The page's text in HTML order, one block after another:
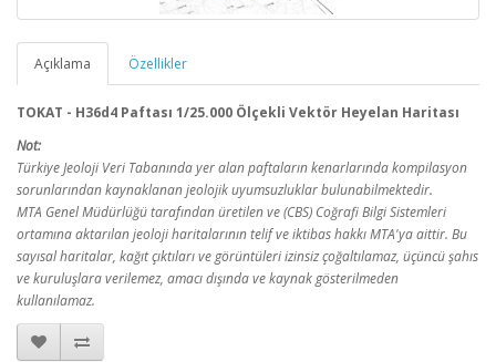
Açıklama Özellikler
TOKAT - H36d4 Paftası 1/25.000 Ölçekli Vektör Heyelan Haritası
Not:
Türkiye Jeoloji Veri Tabanında yer alan paftaların kenarlarında kompilasyon
sorunlarından kaynaklanan jeolojik uyumsuzluklar bulunabilmektedir.
MTA Genel Müdürlüğü tarafından üretilen ve (CBS) Coğrafi Bilgi Sistemleri
ortamına aktarılan jeoloji haritalarının telif ve iktibas hakkı MTA'ya aittir. Bu
sayısal haritalar, kağıt çıktıları ve görüntüleri izinsiz çoğaltılamaz, üçüncü şahıs
ve kuruluşlara verilemez, amacı dışında ve kaynak gösterilmeden
kullanılamaz.